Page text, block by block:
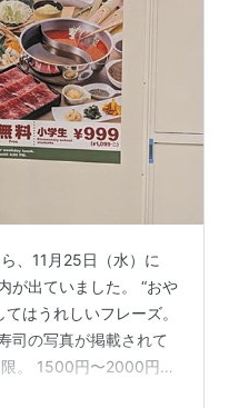
、11月25日（水）に
が出ていました。 “おや
はうれしいフレーズ。
司の写真が掲載されて
。 1500円〜2000円く